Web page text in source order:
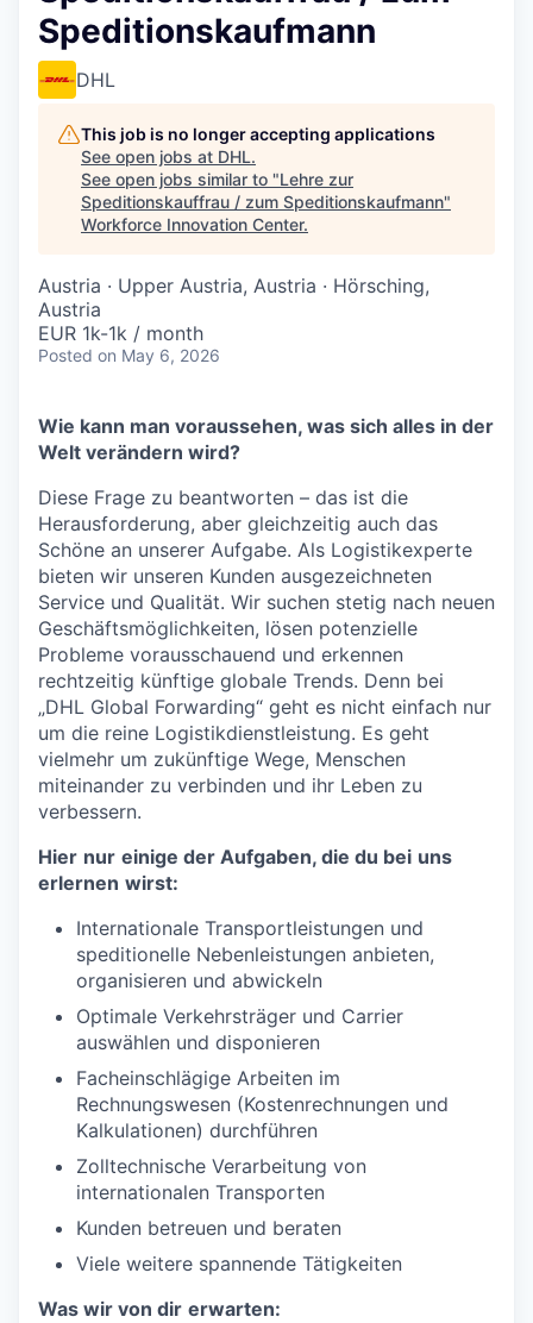
Speditionskaufmann
DHL
This job is no longer accepting applications
See open jobs at DHL.
See open jobs similar to "Lehre zur
Speditionskauffrau / zum Speditionskaufmann"
Workforce Innovation Center.
Austria · Upper Austria, Austria · Hörsching,
Austria
EUR 1k-1k / month
Posted on May 6, 2026
Wie kann man voraussehen, was sich alles in der
Welt verändern wird?
Diese Frage zu beantworten – das ist die
Herausforderung, aber gleichzeitig auch das
Schöne an unserer Aufgabe. Als Logistikexperte
bieten wir unseren Kunden ausgezeichneten
Service und Qualität. Wir suchen stetig nach neuen
Geschäftsmöglichkeiten, lösen potenzielle
Probleme vorausschauend und erkennen
rechtzeitig künftige globale Trends. Denn bei
„DHL Global Forwarding“ geht es nicht einfach nur
um die reine Logistikdienstleistung. Es geht
vielmehr um zukünftige Wege, Menschen
miteinander zu verbinden und ihr Leben zu
verbessern.
Hier nur einige der Aufgaben, die du bei uns
erlernen wirst:
Internationale Transportleistungen und
speditionelle Nebenleistungen anbieten,
organisieren und abwickeln
Optimale Verkehrsträger und Carrier
auswählen und disponieren
Facheinschlägige Arbeiten im
Rechnungswesen (Kostenrechnungen und
Kalkulationen) durchführen
Zolltechnische Verarbeitung von
internationalen Transporten
Kunden betreuen und beraten
Viele weitere spannende Tätigkeiten
Was wir von dir erwarten: